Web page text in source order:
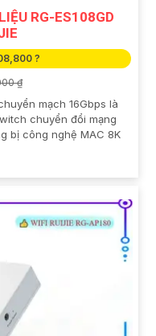
RG-ES108GD
?
₫
mạch 16Gbps là
chuyển đổi mạng
bị công nghệ MAC 8K